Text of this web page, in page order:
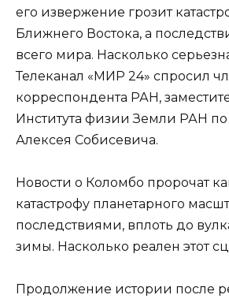
его извержение грозит
Ближнего Востока, а
всего мира. Насколько
Телеканал «МИР 24» спросил
корреспондента РАН,
Института физии Земли РАН по
Алексея Собисевича.
Новости о Коломбо пророчат
катастрофу планетарного
последствиями, вплоть до
зимы. Насколько реален этот
Продолжение истории после